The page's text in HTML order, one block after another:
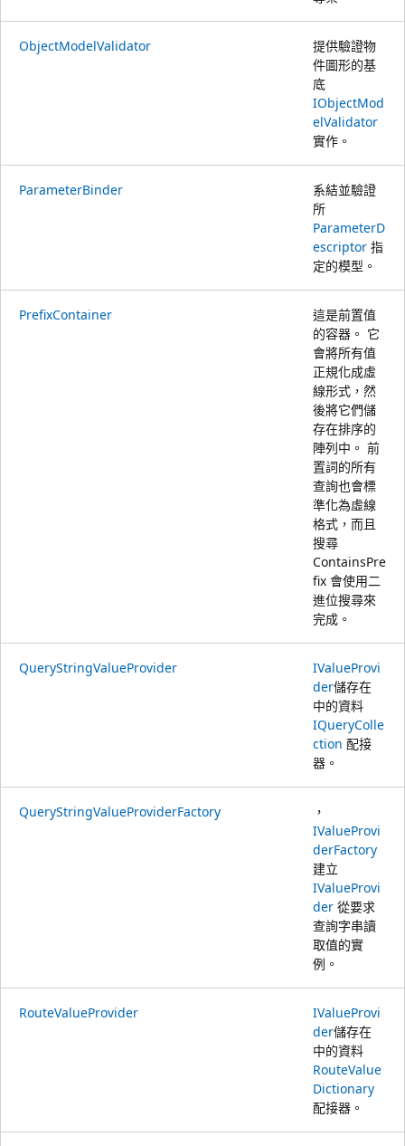
ObjectModelValidator
提供驗證物
件圖形的基
底
IObjectMod
elValidator
實作。
ParameterBinder
系結並驗證
所
ParameterD
escriptor 指
定的模型。
PrefixContainer
這是前置值
的容器。 它
會將所有值
正規化成虛
線形式，然
後將它們儲
存在排序的
陣列中。 前
置詞的所有
查詢也會標
準化為虛線
格式，而且
搜尋
ContainsPre
fix 會使用二
進位搜尋來
完成。
QueryStringValueProvider
IValueProvi
der儲存在
中的資料
IQueryColle
ction 配接
器。
QueryStringValueProviderFactory
，
IValueProvi
derFactory
建立
IValueProvi
der 從要求
查詢字串讀
取值的實
例。
RouteValueProvider
IValueProvi
der儲存在
中的資料
RouteValue
Dictionary
配接器。